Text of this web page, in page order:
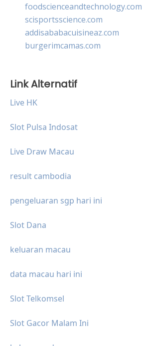
foodscienceandtechnology.com
scisportsscience.com
addisababacuisineaz.com
burgerimcamas.com
Link Alternatif
Live HK
Slot Pulsa Indosat
Live Draw Macau
result cambodia
pengeluaran sgp hari ini
Slot Dana
keluaran macau
data macau hari ini
Slot Telkomsel
Slot Gacor Malam Ini